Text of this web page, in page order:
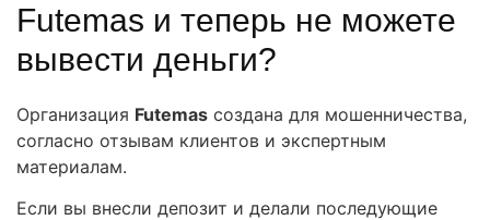
Futemas и теперь не можете
вывести деньги?
Организация Futemas создана для мошенничества,
согласно отзывам клиентов и экспертным
материалам.
Если вы внесли депозит и делали последующие